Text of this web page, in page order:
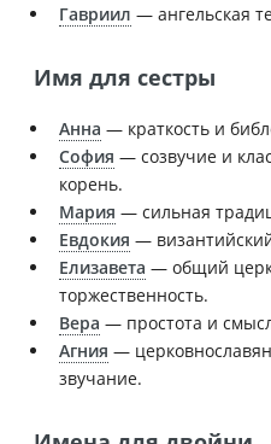
Гавриил — ангельская
Имя для сестры
Анна — краткость и
София — созвучие и
корень.
Мария — сильная
Евдокия —
Елизавета — общий
торжественность.
Вера — простота и
Агния —
звучание.